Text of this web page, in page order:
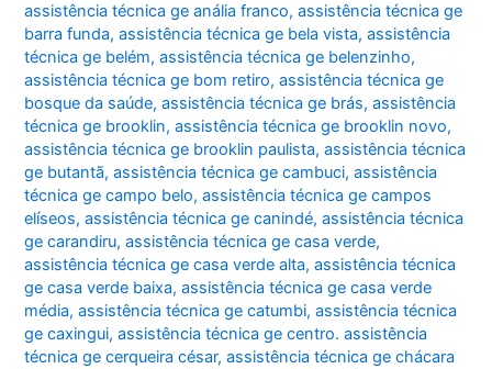
assistência técnica ge anália franco,assistência técnica ge
barra funda,assistência técnica ge bela vista,assistência
técnica ge belém,assistência técnica ge belenzinho,
assistência técnica ge bom retiro,assistência técnica ge
bosque da saúde,assistência técnica ge brás,assistência
técnica ge brooklin,assistência técnica ge brooklin novo,
assistência técnica ge brooklin paulista,assistência técnica
ge butantã,assistência técnica ge cambuci,assistência
técnica ge campo belo,assistência técnica ge campos
elíseos,assistência técnica ge canindé,assistência técnica
ge carandiru,assistência técnica ge casa verde,
assistência técnica ge casa verde alta,assistência técnica
ge casa verde baixa,assistência técnica ge casa verde
média,assistência técnica ge catumbi,assistência técnica
ge caxingui,assistência técnica ge centro. assistência
técnica ge cerqueira césar,assistência técnica ge chácara